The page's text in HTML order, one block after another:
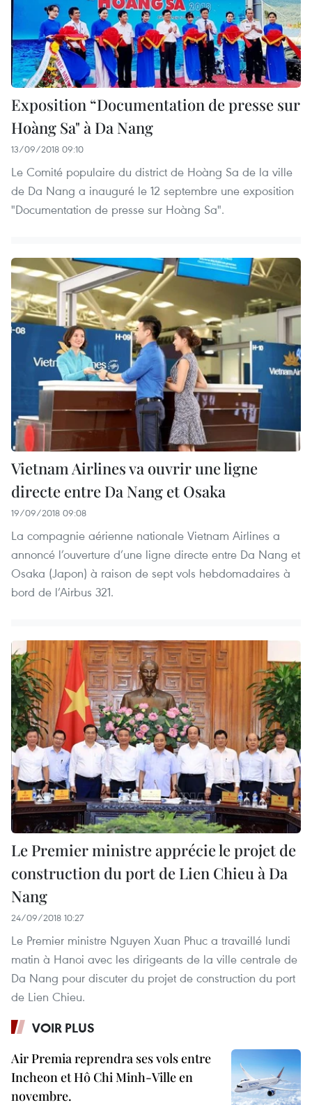
Exposition “Documentation de presse sur
Hoàng Sa" à Da Nang
13/09/2018 09:10
Le Comité populaire du district de Hoàng Sa de la ville
de Da Nang a inauguré le 12 septembre une exposition
"Documentation de presse sur Hoàng Sa".
Vietnam Airlines va ouvrir une ligne
directe entre Da Nang et Osaka
19/09/2018 09:08
La compagnie aérienne nationale Vietnam Airlines a
annoncé l’ouverture d’une ligne directe entre Da Nang et
Osaka (Japon) à raison de sept vols hebdomadaires à
bord de l’Airbus 321.
Le Premier ministre apprécie le projet de
construction du port de Lien Chieu à Da
Nang
24/09/2018 10:27
Le Premier ministre Nguyen Xuan Phuc a travaillé lundi
matin à Hanoi avec les dirigeants de la ville centrale de
Da Nang pour discuter du projet de construction du port
de Lien Chieu.
VOIR PLUS
Air Premia reprendra ses vols entre
Incheon et Hô Chi Minh-Ville en
novembre.